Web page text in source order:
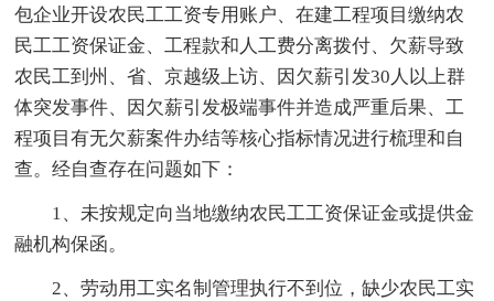
包企业开设农民工工资专用账户、在建工程项目缴纳农
民工工资保证金、工程款和人工费分离拨付、欠薪导致
农民工到州、省、京越级上访、因欠薪引发30人以上群
体突发事件、因欠薪引发极端事件并造成严重后果、工
程项目有无欠薪案件办结等核心指标情况进行梳理和自
查。经自查存在问题如下：
1、未按规定向当地缴纳农民工工资保证金或提供金
融机构保函。
2、劳动用工实名制管理执行不到位，缺少农民工实